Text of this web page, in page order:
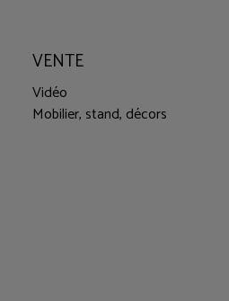
VENTE
Vidéo
Mobilier, stand, décors